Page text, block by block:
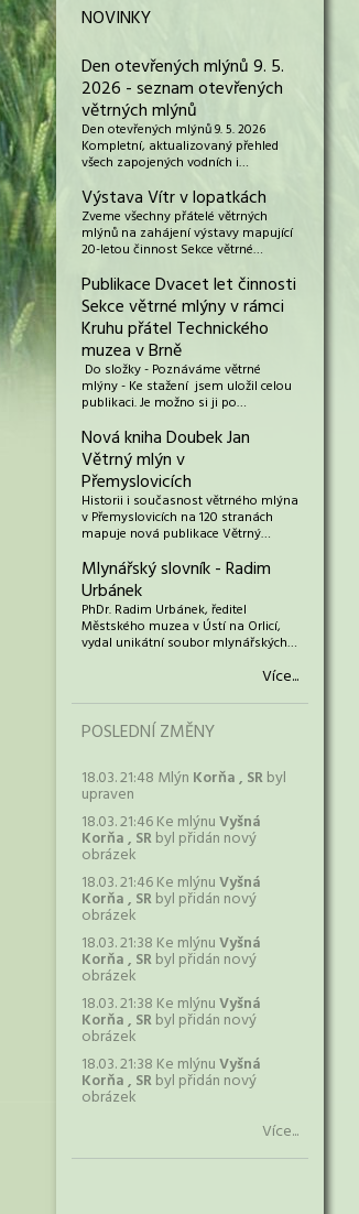
NOVINKY
Den otevřených mlýnů 9. 5.
2026 - seznam otevřených
větrných mlýnů
Den otevřených mlýnů 9. 5. 2026
Kompletní, aktualizovaný přehled
všech zapojených vodních i…
Výstava Vítr v lopatkách
Zveme všechny přátelé větrných
mlýnů na zahájení výstavy mapující
20-letou činnost Sekce větrné…
Publikace Dvacet let činnosti
Sekce větrné mlýny v rámci
Kruhu přátel Technického
muzea v Brně
Do složky - Poznáváme větrné
mlýny - Ke stažení jsem uložil celou
publikaci. Je možno si ji po…
Nová kniha Doubek Jan
Větrný mlýn v
Přemyslovicích
Historii i současnost větrného mlýna
v Přemyslovicích na 120 stranách
mapuje nová publikace Větrný…
Mlynářský slovník - Radim
Urbánek
PhDr. Radim Urbánek, ředitel
Městského muzea v Ústí na Orlicí,
vydal unikátní soubor mlynářských…
Více...
POSLEDNÍ ZMĚNY
18.03. 21:48 Mlýn Korňa , SRbyl
upraven
18.03. 21:46 Ke mlýnuVyšná
Korňa , SRbyl přidán nový
obrázek
18.03. 21:46 Ke mlýnuVyšná
Korňa , SRbyl přidán nový
obrázek
18.03. 21:38 Ke mlýnuVyšná
Korňa , SRbyl přidán nový
obrázek
18.03. 21:38 Ke mlýnuVyšná
Korňa , SRbyl přidán nový
obrázek
18.03. 21:38 Ke mlýnuVyšná
Korňa , SRbyl přidán nový
obrázek
Více...